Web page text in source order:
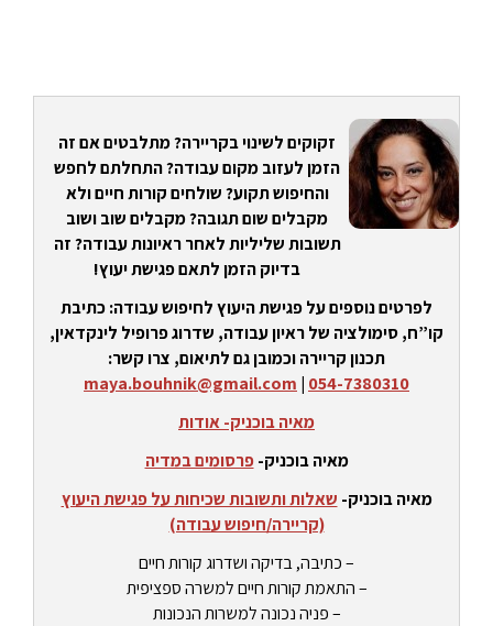
זקוקים לשינוי בקריירה? מתלבטים אם זה
הזמן לעזוב מקום עבודה? התחלתם לחפש
והחיפוש תקוע? שולחים קורות חיים ולא
מקבלים שום תגובה? מקבלים שוב ושוב
תשובות שליליות לאחר ראיונות עבודה? זה
בדיוק הזמן לתאם פגישת יעוץ!
לפרטים נוספים על פגישת היעוץ לחיפוש עבודה: כתיבת
קו”ח, סימולציה של ראיון עבודה, שדרוג פרופיל לינקדאין,
תכנון קריירה וכמובן גם לתיאום, צרו קשר:
054-7380310
|
maya.bouhnik@gmail.com
מאיה בוכניק- אודות
מאיה בוכניק-פרסומים במדיה
מאיה בוכניק- שאלות ותשובות שכיחות על פגישת היעוץ
(קריירה/חיפוש עבודה)
– כתיבה, בדיקה ושדרוג קורות חיים
– התאמת קורות חיים למשרה ספציפית
– פניה נכונה למשרות הנכונות